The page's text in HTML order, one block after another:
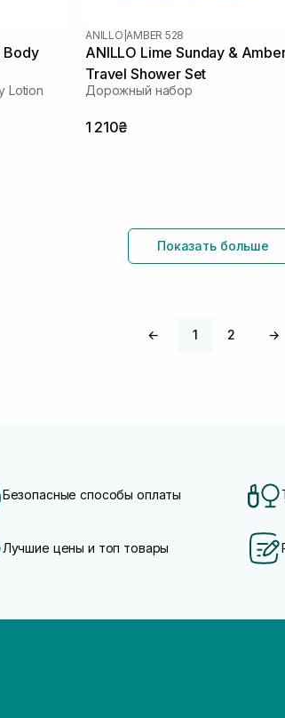
Body
Lotion
ANILLO AMBER 528
ANILLO Lime Sunday &
Travel Shower Set
Дорожный набор
1 210₴
Показать больше
← 1 2 →
Безопасные способы оплаты
Лучшие цены и топ товары